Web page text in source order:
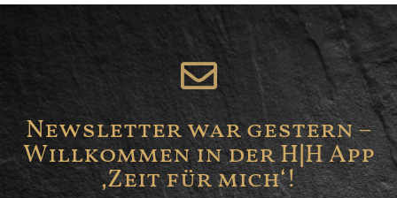
Newsletter war gestern –
Willkommen in der H|H App
‚Zeit für mich‘!